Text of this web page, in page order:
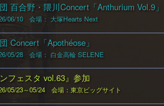
百合野・隈川Concert「Anthurium Vol.9」
06/10 会場： 大塚Hearts Next
Concert「Apothéose」
05/28 会場： 白金高輪 SELENE
ンフェスタ vol.63』参加
05/23～05/24 会場：東京ビッグサイト